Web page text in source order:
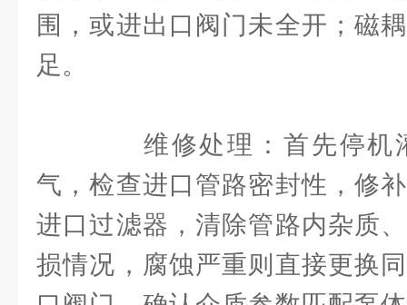
围，或进出口阀门未全开；磁
足。
维修处理：首先停机
气，检查进口管路密封性，修
进口过滤器，清除管路内杂质
损情况，腐蚀严重则直接更换